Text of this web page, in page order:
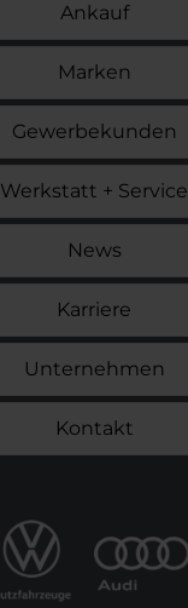
Ankauf
Marken
Gewerbekunden
Werkstatt + Service
News
Karriere
Unternehmen
Kontakt